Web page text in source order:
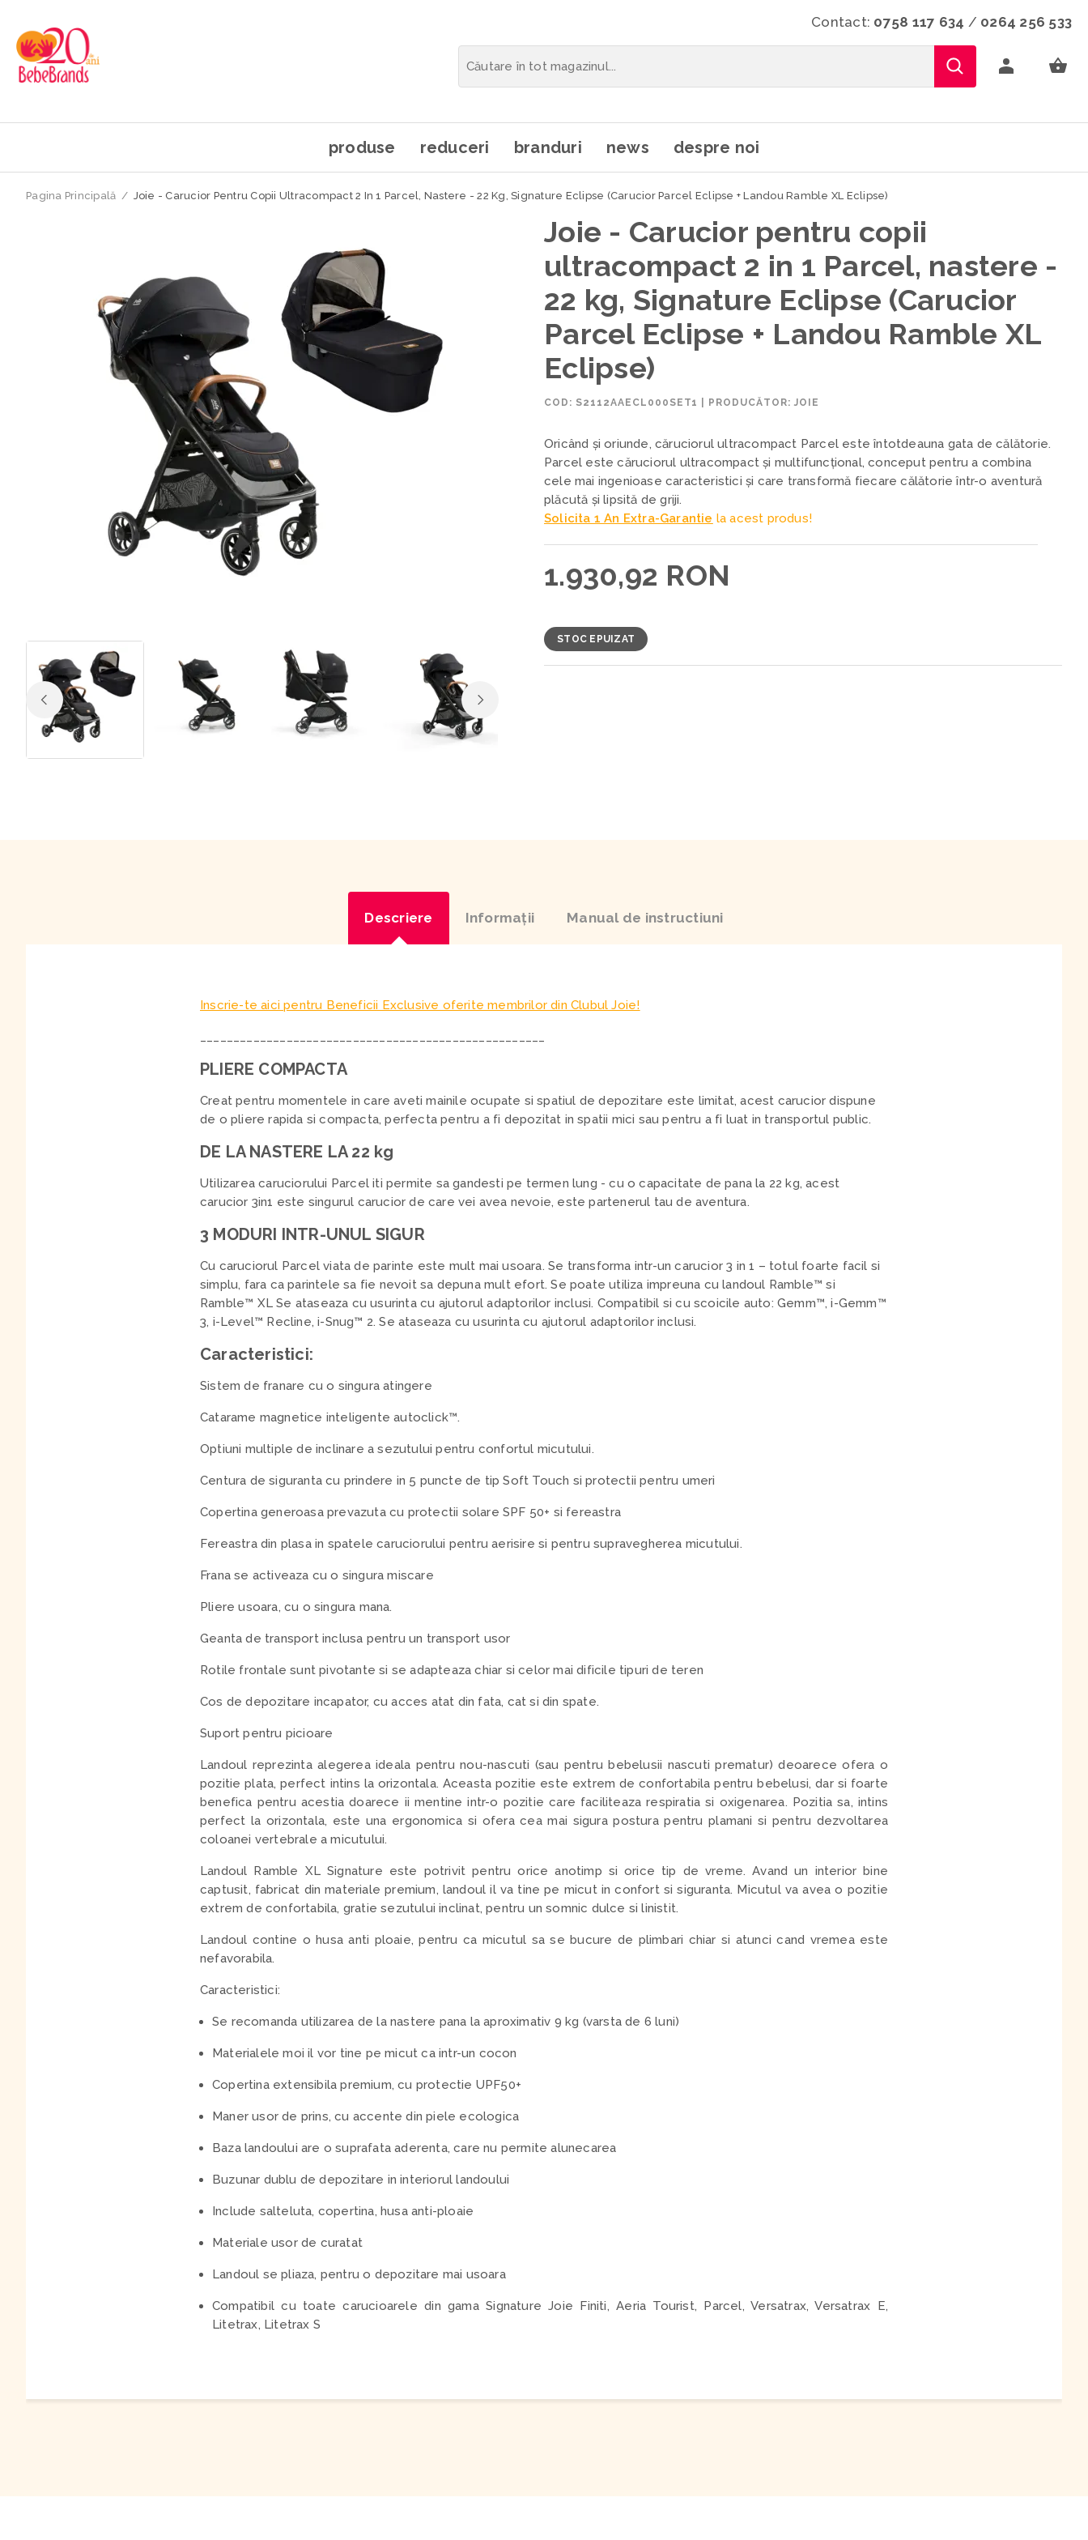
Contact: 0758 117 634 / 0264 256 533
produse reduceri branduri news despre noi
Pagina Principală / Joie - Carucior Pentru Copii Ultracompact 2 In 1 Parcel, Nastere - 22 Kg, Signature Eclipse (Carucior Parcel Eclipse + Landou Ramble XL Eclipse)
Joie - Carucior pentru copii
ultracompact 2 in 1 Parcel, nastere -
22 kg, Signature Eclipse (Carucior
Parcel Eclipse + Landou Ramble XL
Eclipse)
COD: S2112AAECL000SET1 PRODUCĂTOR: JOIE
Oricând și oriunde, căruciorul ultracompact Parcel este întotdeauna gata de călătorie.
Parcel este căruciorul ultracompact și multifuncțional, conceput pentru a combina
cele mai ingenioase caracteristici și care transformă fiecare călătorie într-o aventură
plăcută și lipsită de griji.
Solicita 1 An Extra-Garantie la acest produs!
1.930,92 RON
STOC EPUIZAT
Descriere Informaţii Manual de instructiuni
Inscrie-te aici pentru Beneficii Exclusive oferite membrilor din Clubul Joie!
PLIERE COMPACTA
Creat pentru momentele in care aveti mainile ocupate si spatiul de depozitare este limitat, acest carucior dispune
de o pliere rapida si compacta, perfecta pentru a fi depozitat in spatii mici sau pentru a fi luat in transportul public.
DE LA NASTERE LA 22 kg
Utilizarea caruciorului Parcel iti permite sa gandesti pe termen lung - cu o capacitate de pana la 22 kg, acest
carucior 3in1 este singurul carucior de care vei avea nevoie, este partenerul tau de aventura.
3 MODURI INTR-UNUL SIGUR
Cu caruciorul Parcel viata de parinte este mult mai usoara. Se transforma intr-un carucior 3 in 1 – totul foarte facil si
simplu, fara ca parintele sa fie nevoit sa depuna mult efort. Se poate utiliza impreuna cu landoul Ramble™ si
Ramble™ XL Se ataseaza cu usurinta cu ajutorul adaptorilor inclusi. Compatibil si cu scoicile auto: Gemm™, i-Gemm™
3, i-Level™ Recline, i-Snug™ 2. Se ataseaza cu usurinta cu ajutorul adaptorilor inclusi.
Caracteristici:
Sistem de franare cu o singura atingere
Catarame magnetice inteligente autoclick™.
Optiuni multiple de inclinare a sezutului pentru confortul micutului.
Centura de siguranta cu prindere in 5 puncte de tip Soft Touch si protectii pentru umeri
Copertina generoasa prevazuta cu protectii solare SPF 50+ si fereastra
Fereastra din plasa in spatele caruciorului pentru aerisire si pentru supravegherea micutului.
Frana se activeaza cu o singura miscare
Pliere usoara, cu o singura mana.
Geanta de transport inclusa pentru un transport usor
Rotile frontale sunt pivotante si se adapteaza chiar si celor mai dificile tipuri de teren
Cos de depozitare incapator, cu acces atat din fata, cat si din spate.
Suport pentru picioare
Landoul reprezinta alegerea ideala pentru nou-nascuti (sau pentru bebelusii nascuti prematur) deoarece ofera o
pozitie plata, perfect intins la orizontala. Aceasta pozitie este extrem de confortabila pentru bebelusi, dar si foarte
benefica pentru acestia doarece ii mentine intr-o pozitie care faciliteaza respiratia si oxigenarea. Pozitia sa, intins
perfect la orizontala, este una ergonomica si ofera cea mai sigura postura pentru plamani si pentru dezvoltarea
coloanei vertebrale a micutului.
Landoul Ramble XL Signature este potrivit pentru orice anotimp si orice tip de vreme. Avand un interior bine
captusit, fabricat din materiale premium, landoul il va tine pe micut in confort si siguranta. Micutul va avea o pozitie
extrem de confortabila, gratie sezutului inclinat, pentru un somnic dulce si linistit.
Landoul contine o husa anti ploaie, pentru ca micutul sa se bucure de plimbari chiar si atunci cand vremea este
nefavorabila.
Caracteristici:
Se recomanda utilizarea de la nastere pana la aproximativ 9 kg (varsta de 6 luni)
Materialele moi il vor tine pe micut ca intr-un cocon
Copertina extensibila premium, cu protectie UPF50+
Maner usor de prins, cu accente din piele ecologica
Baza landoului are o suprafata aderenta, care nu permite alunecarea
Buzunar dublu de depozitare in interiorul landoului
Include salteluta, copertina, husa anti-ploaie
Materiale usor de curatat
Landoul se pliaza, pentru o depozitare mai usoara
Compatibil cu toate carucioarele din gama Signature Joie Finiti, Aeria Tourist, Parcel, Versatrax, Versatrax E,
Litetrax, Litetrax S